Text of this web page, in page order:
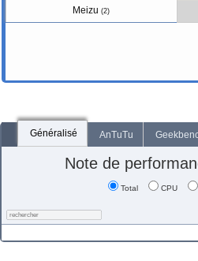
Meizu(2)
Généralisé AnTuTu
Note de
Total CPU